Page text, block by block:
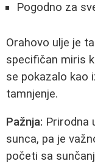
Pogodno za
Orahovo ulje je
specifičan miris
se pokazalo kao
tamnjenje.
Pažnja: Prirodna
sunca, pa je
početi sa